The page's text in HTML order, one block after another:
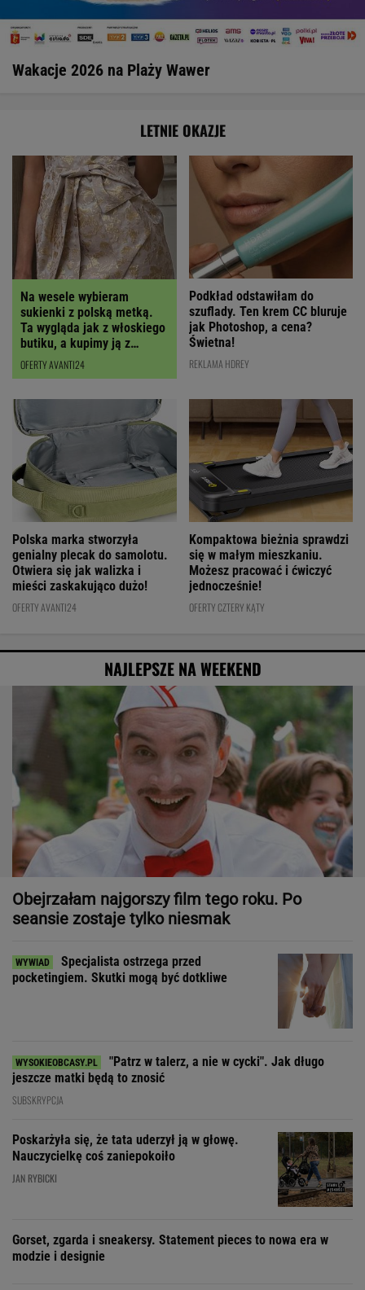
Wakacje 2026 na Plaży Wawer
LETNIE OKAZJE
Na wesele wybieram
sukienki z polską metką.
Ta wygląda jak z włoskiego
butiku, a kupimy ją z
RABATEM
OFERTY AVANTI24
Podkład odstawiłam do
szuflady. Ten krem CC bluruje
jak Photoshop, a cena?
Świetna!
REKLAMA HDREY
Polska marka stworzyła
genialny plecak do samolotu.
Otwiera się jak walizka i
mieści zaskakująco dużo!
OFERTY AVANTI24
Kompaktowa bieżnia sprawdzi
się w małym mieszkaniu.
Możesz pracować i ćwiczyć
jednocześnie!
OFERTY CZTERY KĄTY
NAJLEPSZE NA WEEKEND
Obejrzałam najgorszy film tego roku. Po
seansie zostaje tylko niesmak
Specjalista ostrzega przed
pocketingiem. Skutki mogą być dotkliwe
"Patrz w talerz, a nie w cycki". Jak długo
jeszcze matki będą to znosić
SUBSKRYPCJA
Poskarżyła się, że tata uderzył ją w głowę.
Nauczycielkę coś zaniepokoiło
JAN RYBICKI
Gorset, zgarda i sneakersy. Statement pieces to nowa era w
modzie i designie